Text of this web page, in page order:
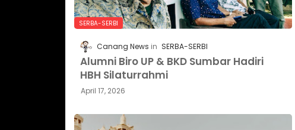
SERBA-SERBI
Canang News SERBA-SERBI
Alumni Biro UP & BKD Sumbar Hadiri
HBH Silaturrahmi
April 17, 2026